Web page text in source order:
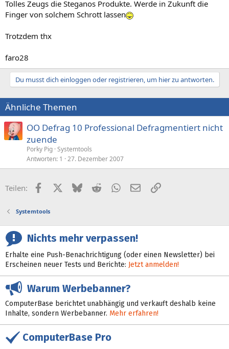
Tolles Zeugs die Steganos Produkte. Werde in Zukunft die
Finger von solchem Schrott lassen
Trotzdem thx
faro28
Du musst dich einloggen oder registrieren, um hier zu antworten.
Ähnliche Themen
OO Defrag 10 Professional Defragmentiert nicht
zuende
Porky Pig Systemtools
Antworten 1 27. Dezember 2007
Teilen: FacebookX (Twitter)
BlueskyRedditWhatsApp
E-MailLink
Systemtools
Nichts mehr verpassen!
Erhalte eine Push-Benachrichtigung (oder einen Newsletter) bei
Erscheinen neuer Tests und Berichte: Jetzt anmelden!
Warum Werbebanner?
ComputerBase berichtet unabhängig und verkauft deshalb keine
Inhalte, sondern Werbebanner. Mehr erfahren!
ComputerBase Pro